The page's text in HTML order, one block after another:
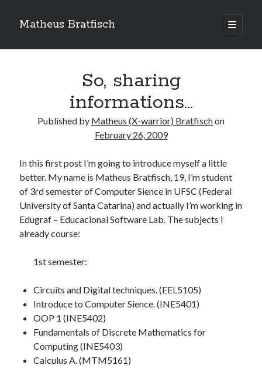
Matheus Bratfisch
open
primary
Sidebar
February 2009
F S S
2 3 4 5 6 7 8
9 10 11 12 13 14 15
23 24 25
Mar »
Ubuntu 12.04 – Setting up Samba (3.6.3)
Projects – Git Hub
Compile to Teensy 3.0 on Windows using Makefile
Programming atmega8u2 on Arduino Uno using USB Asp
So, sharing
informations…
Published by Matheus (X-warrior) Bratfischon
February 26, 2009
In this first post I’m going to introduce myself a little
better. My name is Matheus Bratfisch, 19, I’m student
of 3rd semester of Computer Sience in UFSC (Federal
University of Santa Catarina) and actually I’m working in
Edugraf – Educacional Software Lab. The subjects i
already course:
1st semester:
Circuits and Digital techniques. (EEL5105)
Introduce to Computer Sience. (INE5401)
OOP 1 (INE5402)
Fundamentals of Discrete Mathematics for
Computing (INE5403)
Calculus A. (MTM5161)